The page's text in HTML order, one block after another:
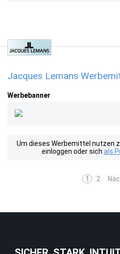
Jacques Lemans
Werbebanner
Um dieses Werbemittel nutzen
einloggen oder sich als
1 2